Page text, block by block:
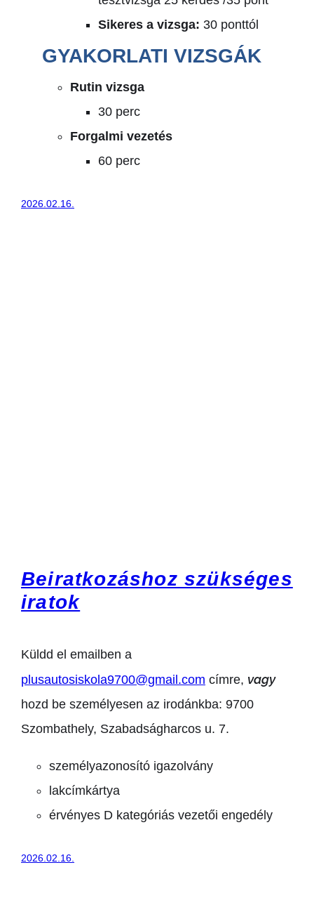
Sikeres a vizsga: 30 ponttól
GYAKORLATI VIZSGÁK
Rutin vizsga
30 perc
Forgalmi vezetés
60 perc
2026.02.16.
Beiratkozáshoz szükséges
iratok
Küldd el emailben a
plusautosiskola9700@gmail.com címre, vagy
hozd be személyesen az irodánkba: 9700
Szombathely, Szabadságharcos u. 7.
személyazonosító igazolvány
lakcímkártya
érvényes D kategóriás vezetői engedély
2026.02.16.